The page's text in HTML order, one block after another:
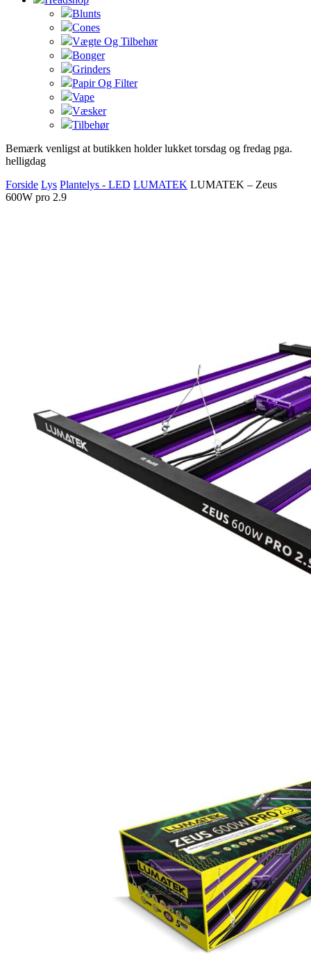
Blunts
Cones
Vægte Og Tilbehør
Bonger
Grinders
Papir Og Filter
Vape
Væsker
Tilbehør
Bemærk venligst at butikken holder lukket torsdag og fredag pga.
helligdag
Forside Lys Plantelys - LED LUMATEK LUMATEK – Zeus
600W pro 2.9